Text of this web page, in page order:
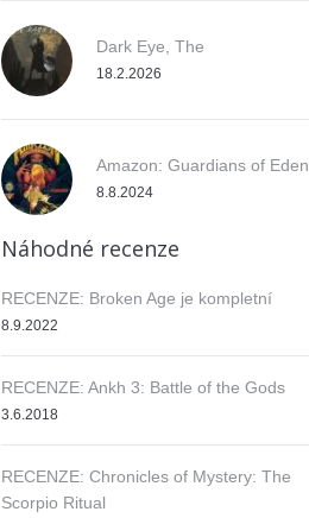
Dark Eye, The
18.2.2026
Amazon: Guardians of Eden
8.8.2024
Náhodné recenze
RECENZE: Broken Age je kompletní
8.9.2022
RECENZE: Ankh 3: Battle of the Gods
3.6.2018
RECENZE: Chronicles of Mystery: The
Scorpio Ritual